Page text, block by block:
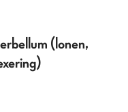
(lonen,